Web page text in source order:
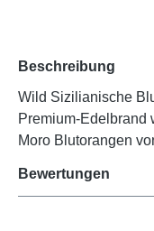
Beschreibung
Wild Sizilianische
Premium-
Moro Blutorangen
Bewertungen